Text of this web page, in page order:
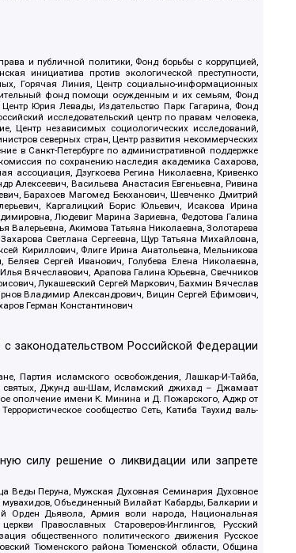
и публичной политики, Фонд борьбы с коррупцией,
инициатива против экологической преступности,
Горячая Линия, Центр социально-информационных
фонд помощи осужденным и их семьям, Фонд
Юрия Левады, Издательство Парк Гагарина, Фонд
исследовательский центр по правам человека,
Центр независимых социологических исследований,
северных стран, Центр развития некоммерческих
в Санкт-Петербурге по административной поддержке
по сохранению наследия академика Сахарова,
ассоциация, Дзугкоева Регина Николаевна, Кривенко
Васильева Анастасия Евгеньевна, Ривина
Барахоев Магомед Бекханович, Шевченко Дмитрий
Каргалицкий Борис Юльевич, Исакова Ирина
Людевиг Марина Зариевна, Федотова Галина
Валерьевна, Акимова Татьяна Николаевна, Золотарева
Светлана Сергеевна, Щур Татьяна Михайловна,
Кириллович, Флиге Ирина Анатольевна, Мельникова
Сергей Иванович, Голубева Елена Николаевна,
Вячеславович, Арапова Галина Юрьевна, Свечников
Лукашевский Сергей Маркович, Бахмин Вячеслав
Владимир Александрович, Вицин Сергей Ефимович,
Герман Константинович
законодательством Российской Федерации
Партия исламского освобождения, Лашкар-И-Тайба,
святых, Джунд аш-Шам, Исламский джихад – Джамаат
ополчение имени К. Минина и Д. Пожарского, Аджр от
сообщество Сеть, Катиба Таухид валь-
силу решение о ликвидации или запрете
Веды Перуна, Мужская Духовная Семинария Духовное
Объединенный Вилайат Кабарды, Балкарии и
Орден Дьявола, Армия воли народа, Национальная
Православных Староверов-Инглингов, Русский
общественного политического движения Русское
Тюменского района Тюменской области, Община